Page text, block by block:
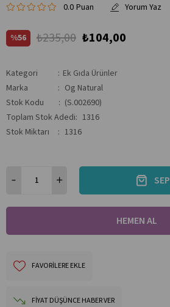
0.0
56 ₺235,00 ₺104,00
Kategori : Ek Gıda Ürünler
Marka
: Og Natural
Stok Kodu
(S.002690)
Toplam Stok Adedi: 1316
Stok Miktarı
: 1316
FAVORILERE EKLE
FIYAT DÜŞÜNCE HABER VER